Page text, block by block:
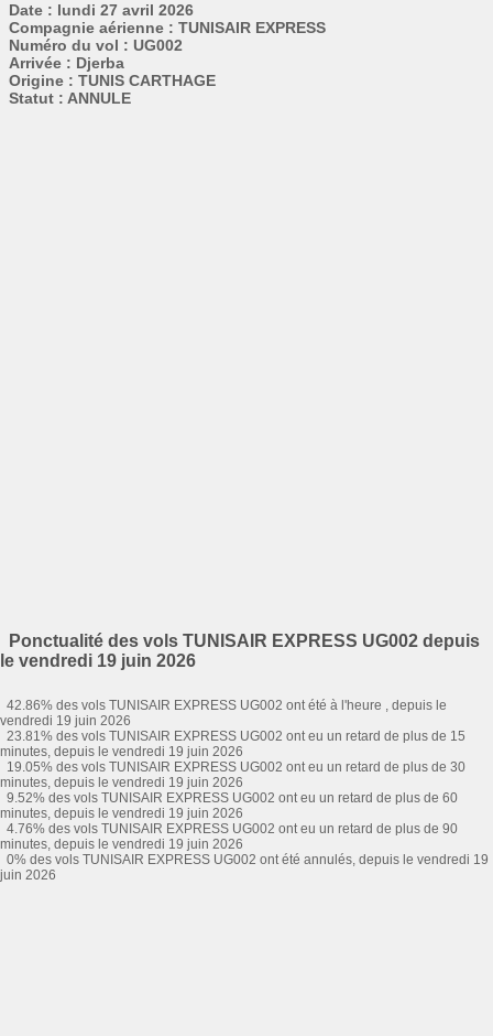
Date : lundi 27 avril 2026
Compagnie aérienne : TUNISAIR EXPRESS
Numéro du vol : UG002
Arrivée : Djerba
Origine : TUNIS CARTHAGE
Statut : ANNULE
Ponctualité des vols TUNISAIR EXPRESS UG002 depuis
le vendredi 19 juin 2026
42.86% des vols TUNISAIR EXPRESS UG002 ont été à l'heure , depuis le
vendredi 19 juin 2026
23.81% des vols TUNISAIR EXPRESS UG002 ont eu un retard de plus de 15
minutes, depuis le vendredi 19 juin 2026
19.05% des vols TUNISAIR EXPRESS UG002 ont eu un retard de plus de 30
minutes, depuis le vendredi 19 juin 2026
9.52% des vols TUNISAIR EXPRESS UG002 ont eu un retard de plus de 60
minutes, depuis le vendredi 19 juin 2026
4.76% des vols TUNISAIR EXPRESS UG002 ont eu un retard de plus de 90
minutes, depuis le vendredi 19 juin 2026
0% des vols TUNISAIR EXPRESS UG002 ont été annulés, depuis le vendredi 19
juin 2026